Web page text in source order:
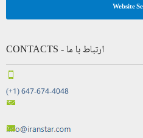
Website
CONTACTS - ارتباط با ما
(+1) 647-674-4048